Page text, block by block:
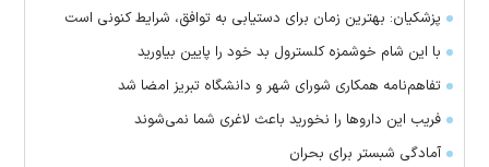
پزشکیان: بهترین زمان برای دستیابی به توافق، شرایط کنونی است
با این شام خوشمزه کلسترول بد خود را پایین بیاورید
تفاهم‌نامه همکاری شورای شهر و دانشگاه تبریز امضا شد
فریب این دارو‌ها را نخورید باعث لاغری شما نمی‌شوند
آمادگی شبستر برای بحران